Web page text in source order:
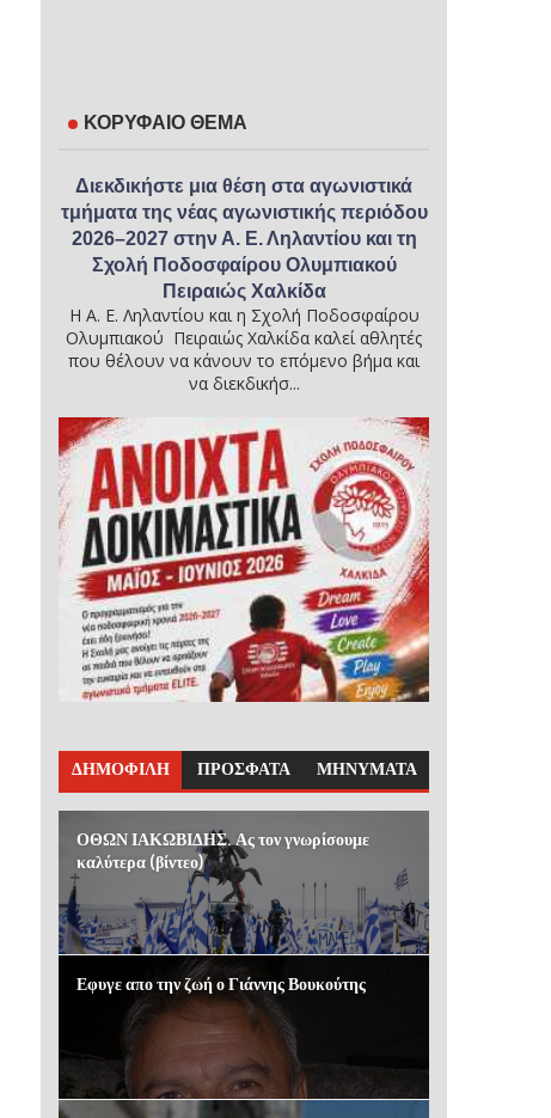
ΚΟΡΥΦΑΙΟ ΘΕΜΑ
Διεκδικήστε μια θέση στα αγωνιστικά
τμήματα της νέας αγωνιστικής περιόδου
2026–2027 στην Α. Ε. Ληλαντίου και τη
Σχολή Ποδοσφαίρου Ολυμπιακού
Πειραιώς Χαλκίδα
Η Α. Ε. Ληλαντίου και η Σχολή Ποδοσφαίρου
Ολυμπιακού Πειραιώς Χαλκίδα καλεί αθλητές
που θέλουν να κάνουν το επόμενο βήμα και
να διεκδικήσ...
ΔΗΜΟΦΙΛΗ ΠΡΟΣΦΑΤΑ ΜΗΝΥΜΑΤΑ
ΟΘΩΝ ΙΑΚΩΒΙΔΗΣ. Ας τον γνωρίσουμε
καλύτερα (βίντεο)
Εφυγε απο την ζωή ο Γιάννης Βουκούτης